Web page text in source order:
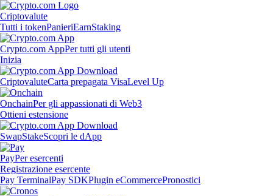
Criptovalute
Tutti i tokenPanieriEarnStaking
Crypto.com AppPer tutti gli utenti
Inizia
CriptovaluteCarta prepagata VisaLevel Up
OnchainPer gli appassionati di Web3
Ottieni estensione
SwapStakeScopri le dApp
PayPer esercenti
Registrazione esercente
Pay TerminalPay SDKPlugin eCommercePronostici